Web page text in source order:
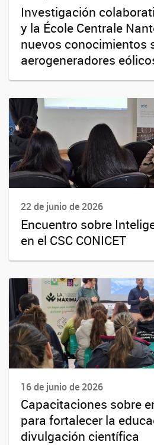
Investigación
y la École Centrale
nuevos conocimientos
aerogeneradores
22 de junio de 2026
Encuentro sobre
en el CSC CONICET
16 de junio de 2026
Capacitaciones sobre
para fortalecer la
divulgación científica